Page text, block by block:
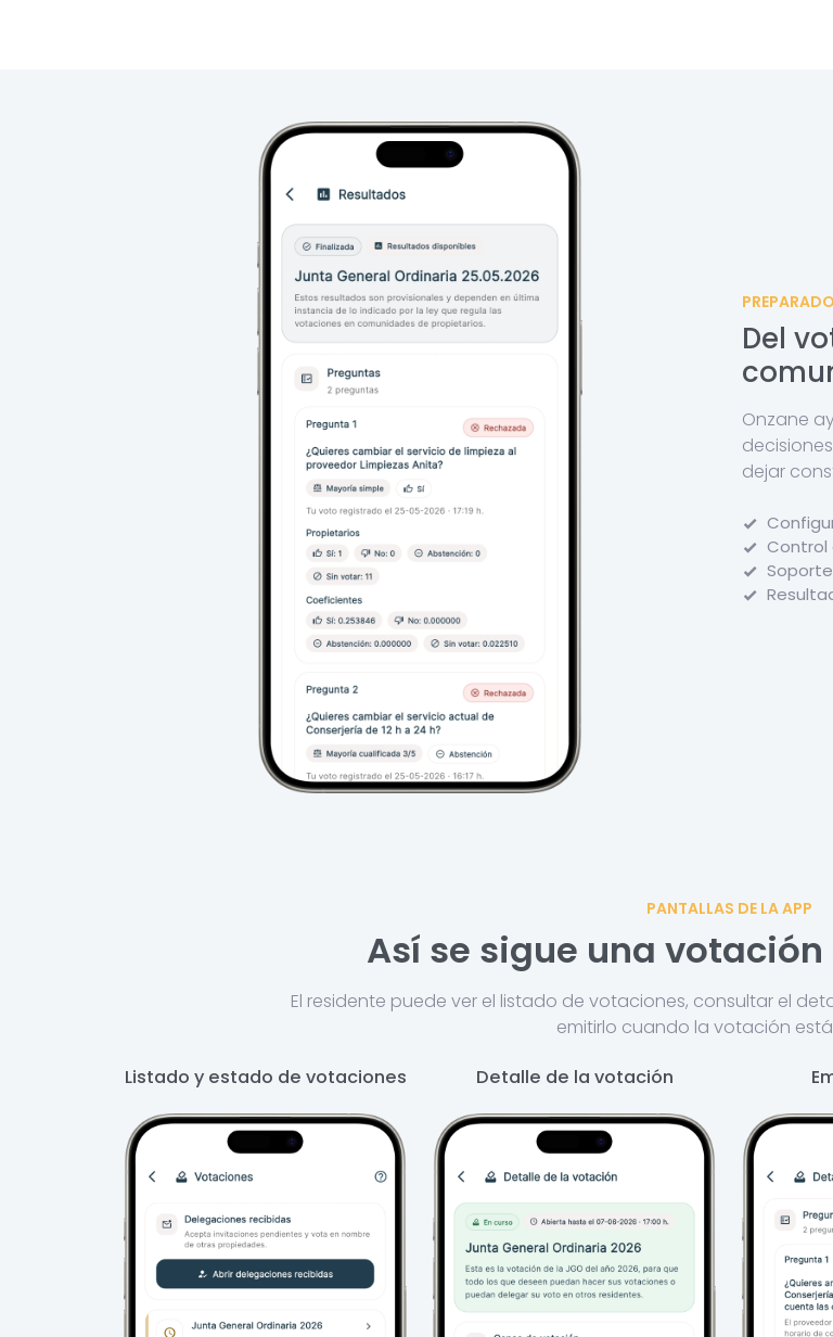
Del
Onzane
dejar
Control
PANTALLAS DE LA APP
Así se sigue una
El residente puede ver el listado de votaciones, consultar el
emitirlo cuando la votación
Listado y estado de votaciones
Detalle de la votación